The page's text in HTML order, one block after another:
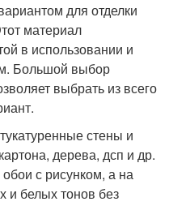
для отделки
материал
в использовании и
Большой выбор
выбрать из всего
стены и
дерева, дсп и др.
с рисунком, а на
и белых тонов без